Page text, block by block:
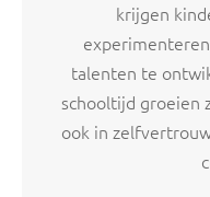
krijgen
talenten te
schooltijd groeien
ook in